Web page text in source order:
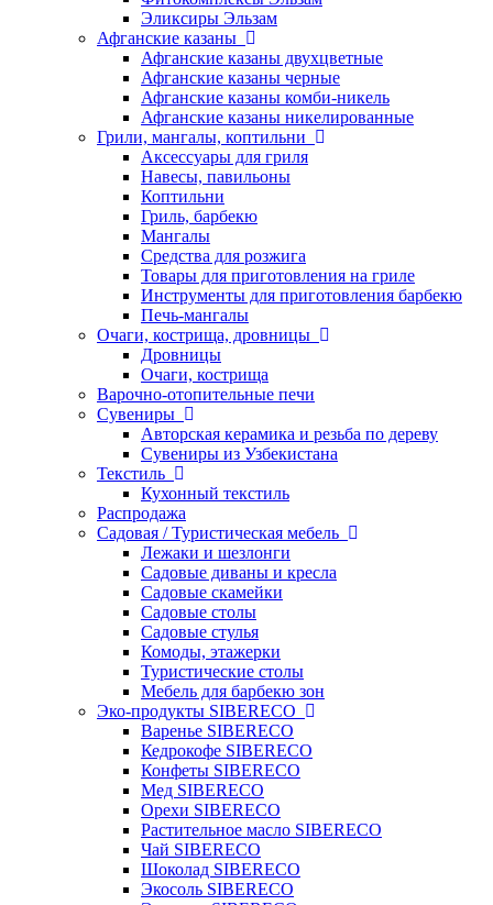
Эликсиры Эльзам
Афганские казаны
Афганские казаны двухцветные
Афганские казаны черные
Афганские казаны комби-никель
Афганские казаны никелированные
Грили, мангалы, коптильни
Аксессуары для гриля
Навесы, павильоны
Коптильни
Гриль, барбекю
Мангалы
Средства для розжига
Товары для приготовления на гриле
Инструменты для приготовления барбекю
Печь-мангалы
Очаги, кострища, дровницы
Дровницы
Очаги, кострища
Варочно-отопительные печи
Сувениры
Авторская керамика и резьба по дереву
Сувениры из Узбекистана
Текстиль
Кухонный текстиль
Распродажа
Садовая / Туристическая мебель
Лежаки и шезлонги
Садовые диваны и кресла
Садовые скамейки
Садовые столы
Садовые стулья
Комоды, этажерки
Туристические столы
Мебель для барбекю зон
Эко-продукты SIBERECO
Варенье SIBERECO
Кедрокофе SIBERECO
Конфеты SIBERECO
Мед SIBERECO
Орехи SIBERECO
Растительное масло SIBERECO
Чай SIBERECO
Шоколад SIBERECO
Экосоль SIBERECO